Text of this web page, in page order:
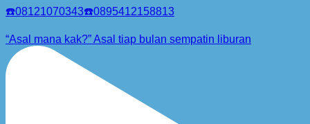
☎️08121070343☎️0895412158813
“Asal mana kak?” Asal tiap bulan sempatin liburan